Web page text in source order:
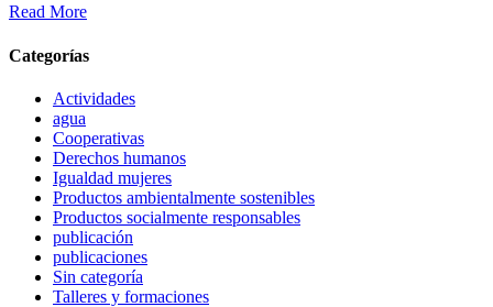
Read More
Categorías
Actividades
agua
Cooperativas
Derechos humanos
Igualdad mujeres
Productos ambientalmente sostenibles
Productos socialmente responsables
publicación
publicaciones
Sin categoría
Talleres y formaciones